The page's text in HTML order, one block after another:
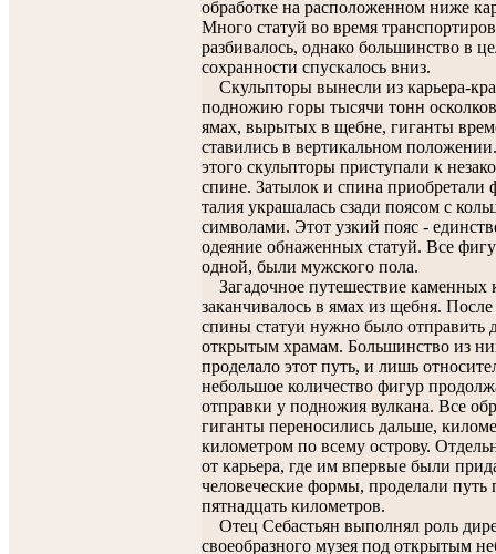
обработке на расположенном ниже
Много статуй во время
разбивалось, однако большинство в
сохранности спускалось вниз.
Скульпторы вынесли из карьера-
подножию горы тысячи тонн
ямах, вырытых в щебне, гиганты
ставились в вертикальном
этого скульпторы приступали к
спине. Затылок и спина приобретали
талия украшалась сзади поясом с
символами. Этот узкий пояс -
одеяние обнаженных статуй. Все
одной, были мужского пола.
Загадочное путешествие каменных
заканчивалось в ямах из щебня.
спины статуи нужно было отправить
открытым храмам. Большинство из
проделало этот путь, и лишь
небольшое количество фигур
отправки у подножия вулкана. Все
гиганты переносились дальше,
километром по всему острову.
от карьера, где им впервые были
человеческие формы, проделали путь
пятнадцать километров.
Отец Себастьян выполнял роль
своеобразного музея под открытым